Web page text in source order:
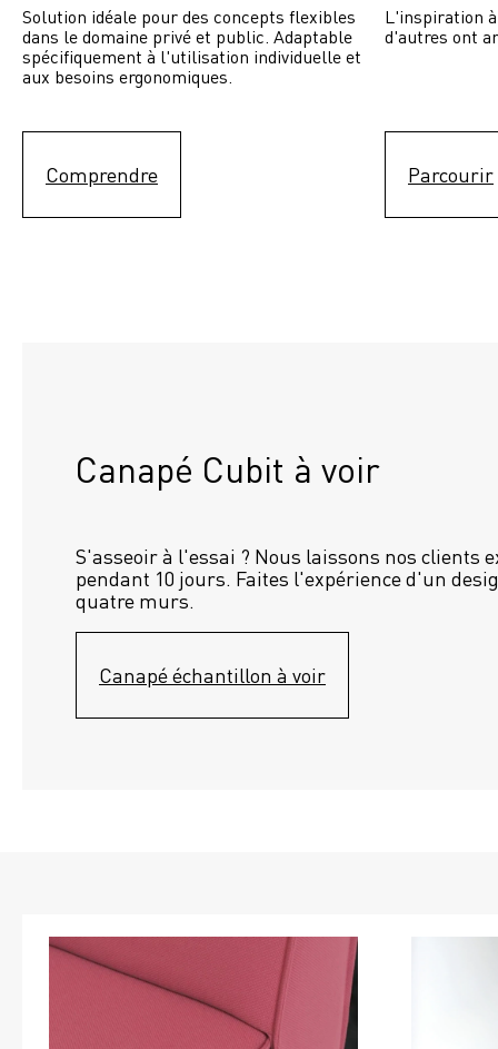
Solution idéale pour des concepts flexibles
dans le domaine privé et public. Adaptable
spécifiquement à l'utilisation individuelle et
aux besoins ergonomiques.
Comprendre
L'inspiration
d'autres ont
Parcourir
Canapé Cubit à voir
S'asseoir à l'essai ? Nous laissons nos clients
pendant 10 jours. Faites l'expérience d'un
quatre murs.
Canapé échantillon à voir